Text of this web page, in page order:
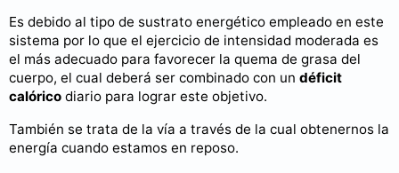
Es debido al tipo de sustrato energético empleado en este
sistema por lo que el ejercicio de intensidad moderada es
el más adecuado para favorecer la quema de grasa del
cuerpo, el cual deberá ser combinado con un déficit
calórico diario para lograr este objetivo.
También se trata de la vía a través de la cual obtenernos la
energía cuando estamos en reposo.